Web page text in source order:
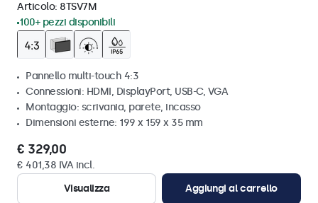
Articolo: 8TSV7M
100+ pezzi disponibili
Pannello multi-touch 4:3
Connessioni: HDMI, DisplayPort, USB-C, VGA
Montaggio: scrivania, parete, incasso
Dimensioni esterne: 199 x 159 x 35 mm
€ 329,00
€ 401,38 IVA incl.
Visualizza
Aggiungi al carrello